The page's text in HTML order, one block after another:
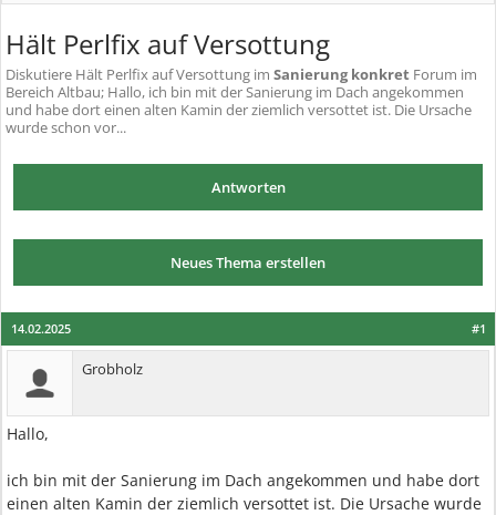
Hält Perlfix auf Versottung
Diskutiere Hält Perlfix auf Versottung im Sanierung konkret Forum im
Bereich Altbau; Hallo, ich bin mit der Sanierung im Dach angekommen
und habe dort einen alten Kamin der ziemlich versottet ist. Die Ursache
wurde schon vor...
Antworten
Neues Thema erstellen
#1
14.02.2025
Grobholz
Hallo,
ich bin mit der Sanierung im Dach angekommen und habe dort
einen alten Kamin der ziemlich versottet ist. Die Ursache wurde